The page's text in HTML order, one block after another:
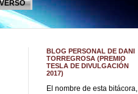
BLOG PERSONAL DE DANI
TORREGROSA (PREMIO
TESLA DE DIVULGACIÓN
2017)
El nombre de esta bitácora,